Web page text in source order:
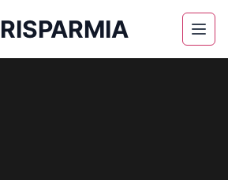
RISPARMIA